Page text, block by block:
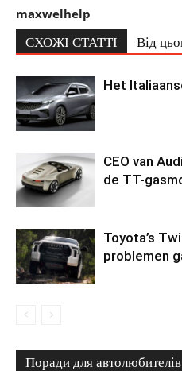
maxwelhelp
СХОЖІ СТАТТІ Від
Het
CEO van
de TT-
Toyota’s
problemen
Поради для автолюбителів